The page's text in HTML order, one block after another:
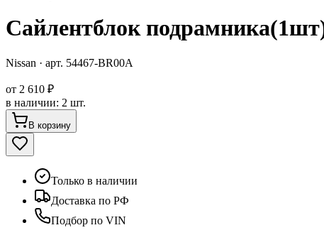
Сайлентблок
Nissan · арт. 54467-BR00A
от 2 610 ₽
в наличии: 2 шт.
В корзину
Только в наличии
Доставка по РФ
Подбор по VIN